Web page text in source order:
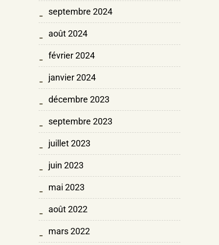
septembre 2024
août 2024
février 2024
janvier 2024
décembre 2023
septembre 2023
juillet 2023
juin 2023
mai 2023
août 2022
mars 2022